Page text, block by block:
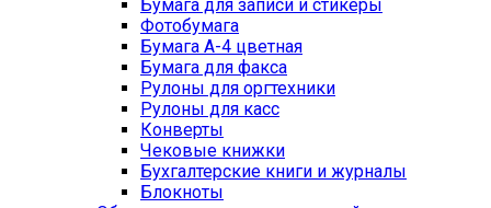
Бумага для записи и стикеры
Фотобумага
Бумага А-4 цветная
Бумага для факса
Рулоны для оргтехники
Рулоны для касс
Конверты
Чековые книжки
Бухгалтерские книги и журналы
Блокноты